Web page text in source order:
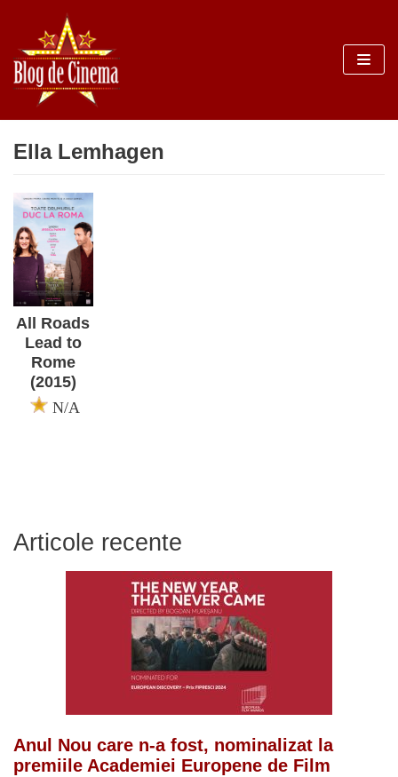
Sari
la
conținut
Ella Lemhagen
All Roads
Lead to
Rome
(2015)
N/A
Articole recente
Anul Nou care n-a fost, nominalizat la
premiile Academiei Europene de Film